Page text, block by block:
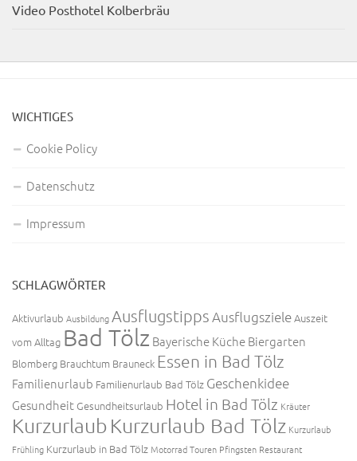
Video Posthotel Kolberbräu
WICHTIGES
Cookie Policy
Datenschutz
Impressum
SCHLAGWÖRTER
Aktivurlaub AusbildungAusflugstippsAusflugszieleAuszeit
vom Alltag Bad Tölz Bayerische KücheBiergarten
Blomberg Brauchtum Brauneck Essen in Bad Tölz
Familienurlaub Familienurlaub Bad Tölz Geschenkidee
Gesundheit Gesundheitsurlaub Hotel in Bad Tölz Kräuter
Kurzurlaub Kurzurlaub Bad Tölz Kurzurlaub
Frühling Kurzurlaub in Bad Tölz Motorrad Touren Pfingsten Restaurant